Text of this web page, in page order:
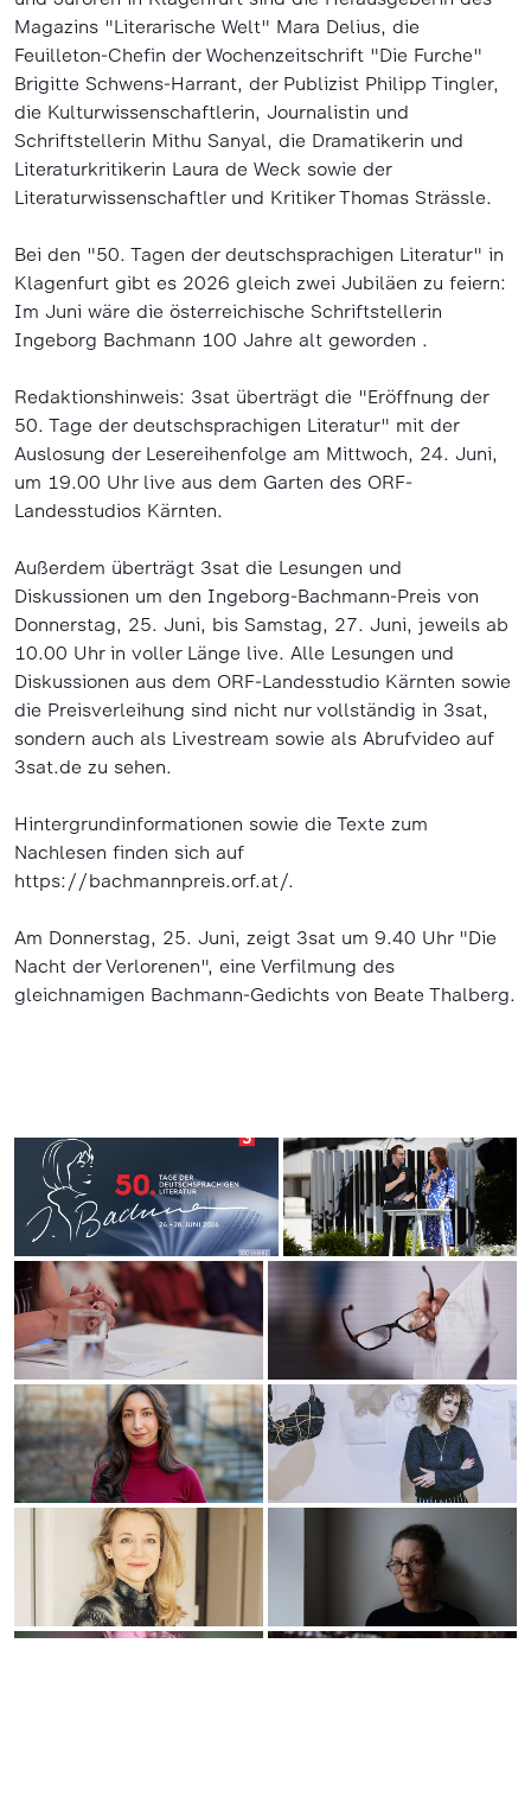
Magazins "Literarische Welt" Mara Delius, die
Feuilleton-Chefin der Wochenzeitschrift "Die Furche"
Brigitte Schwens-Harrant, der Publizist Philipp Tingler,
die Kulturwissenschaftlerin, Journalistin und
Schriftstellerin Mithu Sanyal, die Dramatikerin und
Literaturkritikerin Laura de Weck sowie der
Literaturwissenschaftler und Kritiker Thomas Strässle.
Bei den "50. Tagen der deutschsprachigen Literatur" in
Klagenfurt gibt es 2026 gleich zwei Jubiläen zu feiern:
Im Juni wäre die österreichische Schriftstellerin
Ingeborg Bachmann 100 Jahre alt geworden .
Redaktionshinweis: 3sat überträgt die "Eröffnung der
50. Tage der deutschsprachigen Literatur" mit der
Auslosung der Lesereihenfolge am Mittwoch, 24. Juni,
um 19.00 Uhr live aus dem Garten des ORF-
Landesstudios Kärnten.
Außerdem überträgt 3sat die Lesungen und
Diskussionen um den Ingeborg-Bachmann-Preis von
Donnerstag, 25. Juni, bis Samstag, 27. Juni, jeweils ab
10.00 Uhr in voller Länge live. Alle Lesungen und
Diskussionen aus dem ORF-Landesstudio Kärnten sowie
die Preisverleihung sind nicht nur vollständig in 3sat,
sondern auch als Livestream sowie als Abrufvideo auf
3sat.de zu sehen.
Hintergrundinformationen sowie die Texte zum
Nachlesen finden sich auf
https://bachmannpreis.orf.at/.
Am Donnerstag, 25. Juni, zeigt 3sat um 9.40 Uhr "Die
Nacht der Verlorenen", eine Verfilmung des
gleichnamigen Bachmann-Gedichts von Beate Thalberg.